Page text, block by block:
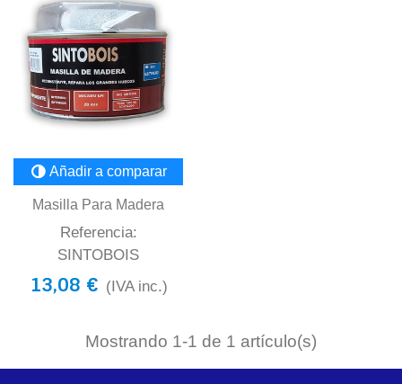
Añadir a comparar
Masilla Para Madera
Referencia:
SINTOBOIS
13,08 € (IVA inc.)
Mostrando 1-1 de 1 artículo(s)